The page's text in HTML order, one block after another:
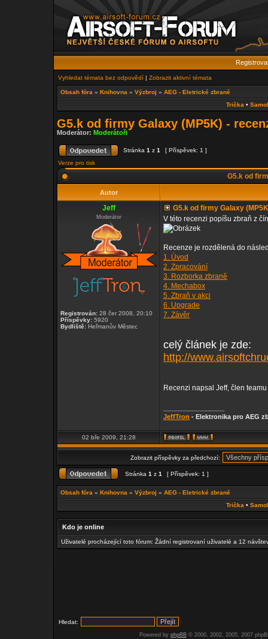
Vyhledat témata bez odpovědí | Zobrazit aktivní témata
Obsah fóra » Knihovna » Výzbroj » AEG - Eletrické zbraně
Trička •
G5.k od firmy Galaxy (MP5K) -
Moderátor: Moderátoři
Stránka 1 z 1
[ Příspěvek: 1 ]
Verze pro tisk
G5.k od
Autor
Jeff
Moderátor
Registrován: 28 čer 2008, 20:10
Příspěvky: 5920
Bydliště: Heřmanův Městec
G5.k od firmy Galaxy
V této recenzi popíšu zbraň z
Recenze je rozdělená do
1. Úvod
2. Zpracování
3. Rozborka zbraně
4. Mechabox
5. Zbraň v akci
6. Upgrade
7. Závěr
celý článek je zde:
http://
Recenzi napsal Jeff, člen teamu
JeffTron - Elektronika pro AEG
02 bře 2009, 21:28
Zobrazit příspěvky za předchozí:
Stránka 1 z 1 [ Příspěvek: 1 ]
Obsah fóra » Knihovna » Výzbroj » AEG - Eletrické zbraně
Trička •
Kdo je online
Uživatelé procházející toto fórum: Žádní registrovaní uživatelé a 12
Hledat:
Powered by phpBB© 2000, 2002, 2005, 2007